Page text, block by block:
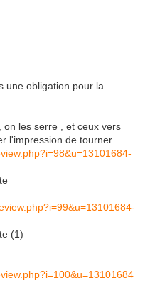
une obligation pour la
on les serre , et ceux vers
l'impression de tourner